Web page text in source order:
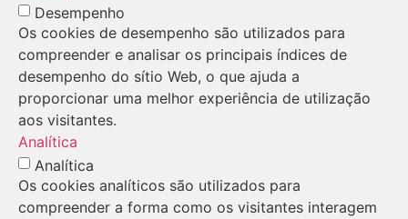
Desempenho
Os cookies de desempenho são utilizados para
compreender e analisar os principais índices de
desempenho do sítio Web, o que ajuda a
proporcionar uma melhor experiência de utilização
aos visitantes.
Analítica
Analítica
Os cookies analíticos são utilizados para
compreender a forma como os visitantes interagem